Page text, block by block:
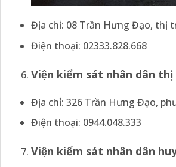
Địa chỉ: 08 Trần Hưng Đạo, thị
Điện thoại: 02333.828.668
Viện kiểm sát nhân dân thị
Địa chỉ: 326 Trần Hưng Đạo,
Điện thoại: 0944.048.333
Viện kiểm sát nhân dân